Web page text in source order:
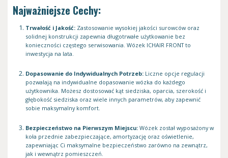
Najważniejsze Cechy:
Trwałość i Jakość:Zastosowanie wysokiej jakości surowców oraz
solidnej konstrukcji zapewnia długotrwałe użytkowanie bez
konieczności częstego serwisowania. Wózek ICHAIR FRONT to
inwestycja na lata.
Dopasowanie do Indywidualnych Potrzeb:Liczne opcje regulacji
pozwalają na indywidualne dopasowanie wózka do każdego
użytkownika. Możesz dostosować kąt siedziska, oparcia, szerokość i
głębokość siedziska oraz wiele innych parametrów, aby zapewnić
sobie maksymalny komfort.
Bezpieczeństwo na Pierwszym Miejscu:Wózek został wyposażony w
koła przednie zabezpieczające, amortyzację oraz oświetlenie,
zapewniając Ci maksymalne bezpieczeństwo zarówno na zewnątrz,
jak i wewnątrz pomieszczeń.